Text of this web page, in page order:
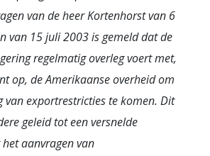
van de heer Kortenhorst van 6
van 15 juli 2003 is gemeld dat de
regelmatig overleg voert met,
op, de Amerikaanse overheid om
van exportrestricties te komen. Dit
geleid tot een versnelde
aanvragen van